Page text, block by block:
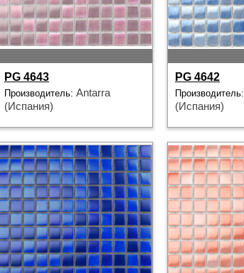
PG 4643
Производитель: Antarra
(Испания)
PG 4642
Производитель:
(Испания)